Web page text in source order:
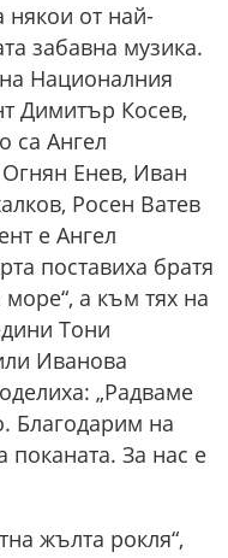
някои от най-
забавна музика.
Националния
Димитър Косев,
са Ангел
Енев, Иван
Росен Ватев
е Ангел
поставиха братя
а към тях на
Тони
Иванова
„Радваме
Благодарим на
поканата. За нас е
жълта рокля“,